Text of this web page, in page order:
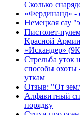
Сколько
«Фердинанд» -
Немецкая сау
Пистолет-
Красной Армии
«Искандер»
Стрельба уток
способы охоты
уткам
Отзыв: "От
Алфавитный
порядку